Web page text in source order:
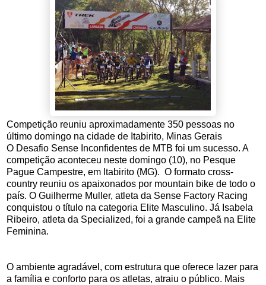
Competição reuniu aproximadamente 350 pessoas no
último domingo na cidade de Itabirito, Minas Gerais
O Desafio Sense Inconfidentes de MTB foi um sucesso. A
competição aconteceu neste domingo (10), no Pesque
Pague Campestre, em Itabirito (MG). O formato cross-
country reuniu os apaixonados por mountain bike de todo o
país. O Guilherme Muller, atleta da Sense Factory Racing
conquistou o título na categoria Elite Masculino. Já Isabela
Ribeiro, atleta da Specialized, foi a grande campeã na Elite
Feminina.
O ambiente agradável, com estrutura que oferece lazer para
a família e conforto para os atletas, atraiu o público. Mais